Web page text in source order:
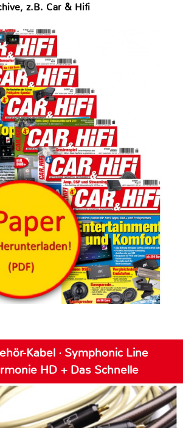
z.B. Car & Hifi
Kabel · Symphonic Line
HD + Das Schnelle